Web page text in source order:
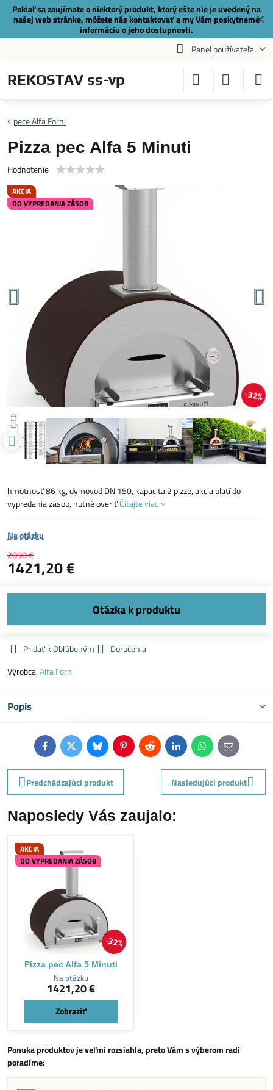
✕
Pokiaľ sa zaujímate o niektorý produkt, ktorý ešte nie je uvedený na
našej web stránke, môžete nás kontaktovaťa my Vám poskytneme
informáciu o jeho dostupnosti.
Panel používateľa
REKOSTAV ss-vp
AKCIA
DO VYPREDANIA ZÁSOB
32%
pece Alfa Forni
Pizza pec Alfa 5 Minuti
Hodnotenie
hmotnosť 86 kg, dymovod DN 150, kapacita 2 pizze, akcia platí do
vypredania zásob, nutné overiťČítajte viac
Na otázku
2090 €
1421,20 €
Pridať k Obľúbeným
Doručenia
Výrobca:Alfa Forni
Popis
FacebookTwitterBlueskyPinterestReddit LinkedInWhatsApp
E-
mail
Predchádzajúci produkt
Nasledujúci produkt
Naposledy Vás zaujalo:
32%
AKCIA
DO VYPREDANIA ZÁSOB
Pizza pec Alfa 5 Minuti
Na otázku
1421,20 €
Zobraziť
Ponuka produktov je veľmi rozsiahla, preto Vám s výberom radi
poradíme: